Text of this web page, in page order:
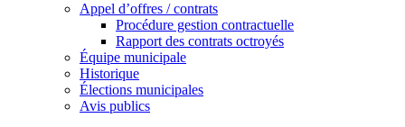
Appel d’offres / contrats
Procédure gestion contractuelle
Rapport des contrats octroyés
Équipe municipale
Historique
Élections municipales
Avis publics